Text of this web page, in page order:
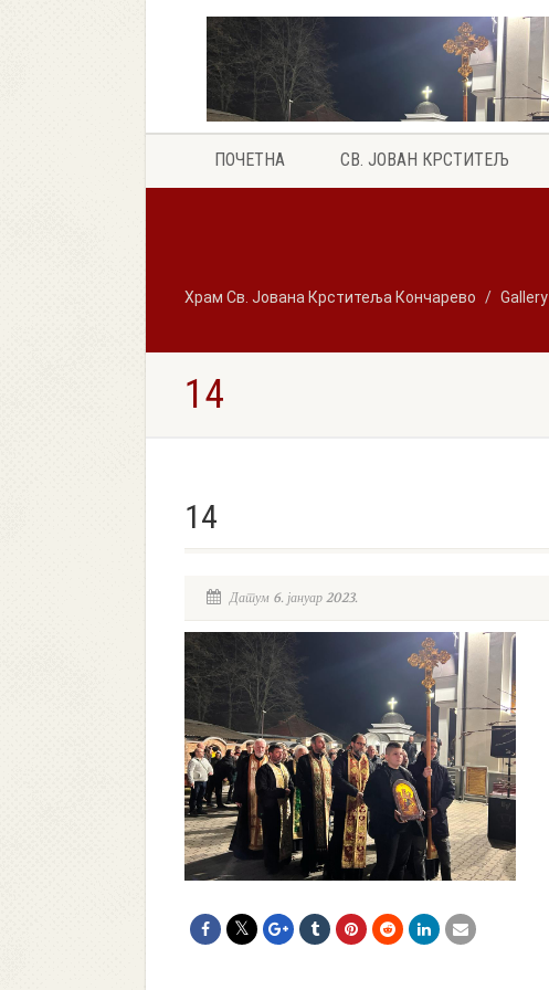
ПОЧЕТНА СВ. ЈОВАН КРСТИТЕЉ
Храм Св. Јована Крститеља Кончарево Gallery
14
14
Датум 6. јануар 2023.